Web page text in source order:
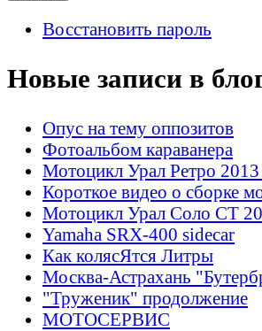
Восстановить пароль
Новые записи в
Опус на тему оппозитов
Фотоальбом караванера
Мотоцикл Урал Ретро 2013
Короткое видео о сборке
Мотоцикл Урал Соло СТ
Yamaha SRX-400 sidecar
Как колясЯтся Литры
Москва-Астрахань
"Труженик" продолжение
МОТОСЕРВИС